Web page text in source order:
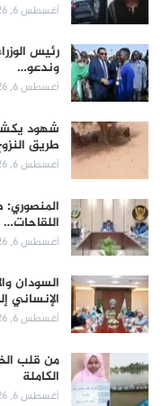
أغسطس 6, 2026
رئيس
وندعو…
أغسطس 6, 2026
طريق
أغسطس 6, 2026
المنصوري:
اللقاحات…
أغسطس 6, 2026
السودان
الإنساني
أغسطس 6, 2026
من قلب
الكاملة
أغسطس 6, 2026